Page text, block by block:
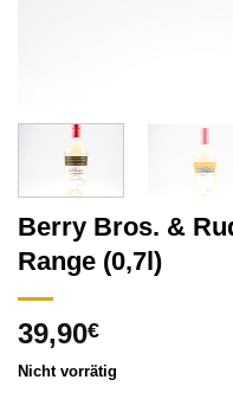
Berry Bros. &
Range (0,7l)
39,90€
Nicht vorrätig